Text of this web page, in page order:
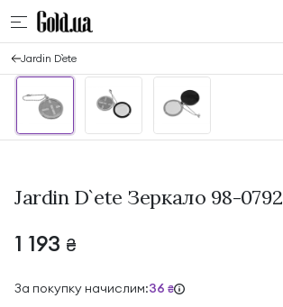
Jardin D`ete
Jardin D`ete Зеркало 98-0792
1 193 ₴
За покупку начислим:36 ₴